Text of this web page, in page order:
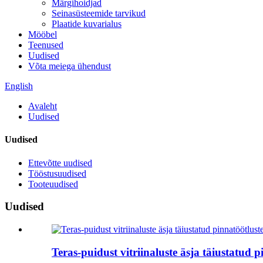
Märgihoidjad
Seinasüsteemide tarvikud
Plaatide kuvarialus
Mööbel
Teenused
Uudised
Võta meiega ühendust
English
Avaleht
Uudised
Uudised
Ettevõtte uudised
Tööstusuudised
Tooteuudised
Uudised
Teras-puidust vitriinaluste äsja täiustatud